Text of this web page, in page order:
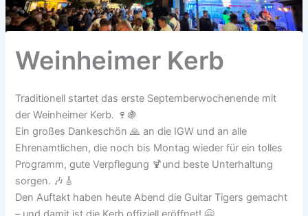
Weinheimer Kerb
Traditionell startet das erste Septemberwochenende mit
der Weinheimer Kerb. 🍷🍇
Ein großes Dankeschön 🙏 an die IGW und an alle
Ehrenamtlichen, die noch bis Montag wieder für ein tolles
Programm, gute Verpflegung 🍹und beste Unterhaltung
sorgen. 🎶🎸
Den Auftakt haben heute Abend die Guitar Tigers gemacht